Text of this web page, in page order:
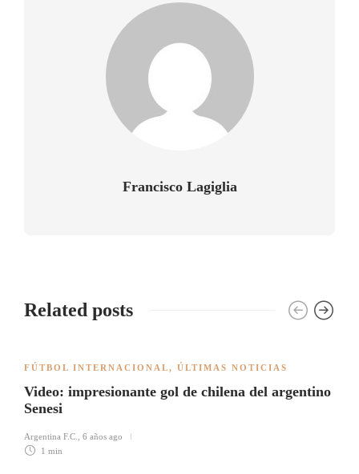
Francisco Lagiglia
Related posts
FÚTBOL INTERNACIONAL, ÚLTIMAS NOTICIAS
Video: impresionante gol de chilena del argentino
Senesi
Argentina F.C.
6 años ago
1 min